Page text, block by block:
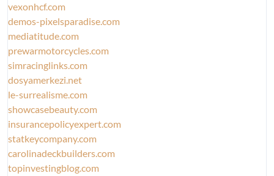
vexonhcf.com
demos-pixelsparadise.com
mediatitude.com
prewarmotorcycles.com
simracinglinks.com
dosyamerkezi.net
le-surrealisme.com
showcasebeauty.com
insurancepolicyexpert.com
statkeycompany.com
carolinadeckbuilders.com
topinvestingblog.com